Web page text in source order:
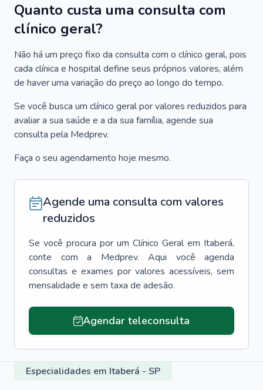
Quanto custa uma consulta com
clínico geral?
Não há um preço fixo da consulta com o clínico geral, pois
cada clínica e hospital define seus próprios valores, além
de haver uma variação do preço ao longo do tempo.
Se você busca um clínico geral por valores reduzidos para
avaliar a sua saúde e a da sua família, agende sua
consulta pela Medprev.
Faça o seu agendamento hoje mesmo.
Agende uma consulta com valores
reduzidos
Se você procura por um Clínico Geral em Itaberá,
conte com a Medprev. Aqui você agenda
consultas e exames por valores acessíveis, sem
mensalidade e sem taxa de adesão.
Agendar teleconsulta
Especialidades em Itaberá - SP